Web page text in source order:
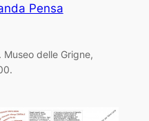
Pensa
delle Grigne,